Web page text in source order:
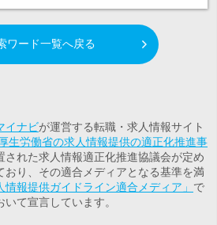
ワード一覧へ戻る
イナビが運営する転職・求人情報サイト
厚生労働省の求人情報提供の適正化推進事
された求人情報適正化推進協議会が定め
おり、その適合メディアとなる基準を満
情報提供ガイドライン適合メディア」 で
て宣言しています。